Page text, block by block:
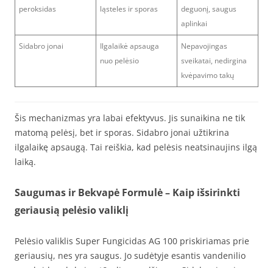
peroksidas
ląsteles ir sporas
deguonį, saugus
aplinkai
Sidabro jonai
Ilgalaikė apsauga
nuo pelėsio
Nepavojingas
sveikatai, nedirgina
kvėpavimo takų
Šis mechanizmas yra labai efektyvus. Jis sunaikina ne tik
matomą pelėsį, bet ir sporas. Sidabro jonai užtikrina
ilgalaikę apsaugą. Tai reiškia, kad pelėsis neatsinaujins ilgą
laiką.
Saugumas ir Bekvapė Formulė – Kaip išsirinkti
geriausią pelėsio valiklį
Pelėsio valiklis Super Fungicidas AG 100 priskiriamas prie
geriausių, nes yra saugus. Jo sudėtyje esantis vandenilio